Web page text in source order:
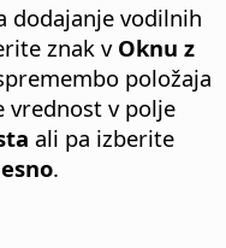
dodajanje vodilnih
znak v Oknu z
položaja
vrednost v polje
ali pa izberite
.